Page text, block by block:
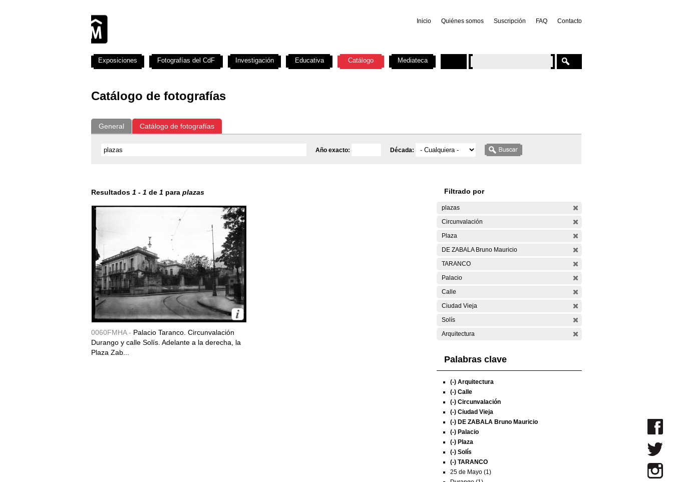
Inicio Quiénes somos Suscripción FAQ Contacto
Catálogo de fotografías
General Catálogo de fotografías
Año exacto: Década:
Resultados 1 - 1 de 1 para plazas
0060FMHA - Palacio Taranco. Circunvalación
Durango y calle Solís. Adelante a la derecha, la
Plaza Zab...
Filtrado por
plazas
Circunvalación
Plaza
DE ZABALA Bruno Mauricio
TARANCO
Palacio
Calle
Ciudad Vieja
Solís
Arquitectura
Palabras clave
(-) Arquitectura
(-) Calle
(-) Circunvalación
(-) Ciudad Vieja
(-) DE ZABALA Bruno Mauricio
(-) Palacio
(-) Plaza
(-) Solís
(-) TARANCO
25 de Mayo (1)
Exposiciones Fotografías del CdF Investigación Educativa Catálogo Mediateca